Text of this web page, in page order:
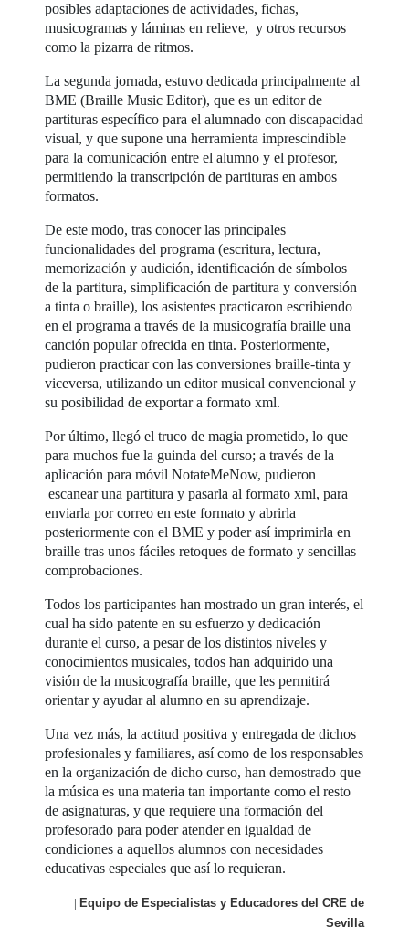
posibles adaptaciones de actividades, fichas,
musicogramas y láminas en relieve, y otros recursos
como la pizarra de ritmos.
La segunda jornada, estuvo dedicada principalmente al
BME (Braille Music Editor), que es un editor de
partituras específico para el alumnado con discapacidad
visual, y que supone una herramienta imprescindible
para la comunicación entre el alumno y el profesor,
permitiendo la transcripción de partituras en ambos
formatos.
De este modo, tras conocer las principales
funcionalidades del programa (escritura, lectura,
memorización y audición, identificación de símbolos
de la partitura, simplificación de partitura y conversión
a tinta o braille), los asistentes practicaron escribiendo
en el programa a través de la musicografía braille una
canción popular ofrecida en tinta. Posteriormente,
pudieron practicar con las conversiones braille-tinta y
viceversa, utilizando un editor musical convencional y
su posibilidad de exportar a formato xml.
Por último, llegó el truco de magia prometido, lo que
para muchos fue la guinda del curso; a través de la
aplicación para móvil NotateMeNow, pudieron
escanear una partitura y pasarla al formato xml, para
enviarla por correo en este formato y abrirla
posteriormente con el BME y poder así imprimirla en
braille tras unos fáciles retoques de formato y sencillas
comprobaciones.
Todos los participantes han mostrado un gran interés, el
cual ha sido patente en su esfuerzo y dedicación
durante el curso, a pesar de los distintos niveles y
conocimientos musicales, todos han adquirido una
visión de la musicografía braille, que les permitirá
orientar y ayudar al alumno en su aprendizaje.
Una vez más, la actitud positiva y entregada de dichos
profesionales y familiares, así como de los responsables
en la organización de dicho curso, han demostrado que
la música es una materia tan importante como el resto
de asignaturas, y que requiere una formación del
profesorado para poder atender en igualdad de
condiciones a aquellos alumnos con necesidades
educativas especiales que así lo requieran.
| Equipo de Especialistas y Educadores del CRE de
Sevilla